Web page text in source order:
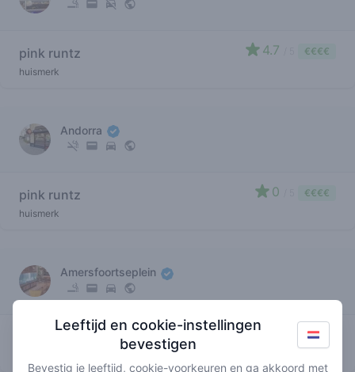
pink runtz
huismerk
4.7 €€€€
Andorra
pink runtz
huismerk
0 €€€€
Amersfoortseplein
€€€€
Leeftijd en cookie-instellingen
bevestigen
Bevestig je leeftijd, cookie-voorkeuren en ga akkoord met